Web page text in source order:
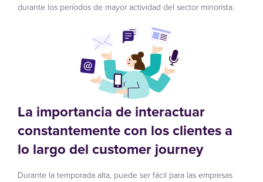
durante los períodos de mayor actividad del sector minorista.
La importancia de interactuar
constantemente con los clientes a
lo largo del customer journey
Durante la temporada alta, puede ser fácil para las empresas